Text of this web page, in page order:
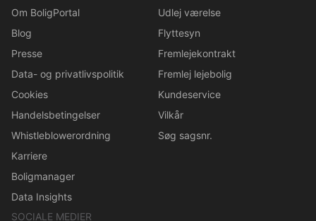
Om BoligPortal
Blog
Presse
Data- og privatlivspolitik
Cookies
Handelsbetingelser
Whistleblowerordning
Karriere
Boligmanager
Data Insights
Udlej værelse
Flyttesyn
Fremlejekontrakt
Fremlej lejebolig
Kundeservice
Vilkår
Søg sagsnr.
SOCIALE MEDIER